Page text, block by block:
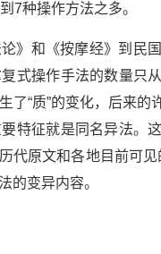
7种操作方法之多。
》和《按摩经》到民
式操作手法的数量只
了“质”的变化，后来
特征就是同名异法。
代原文和各地目前可
的变异内容。